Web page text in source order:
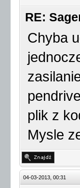
RE:
Chyba
plik z
Mysle
04-03-2013, 00:31